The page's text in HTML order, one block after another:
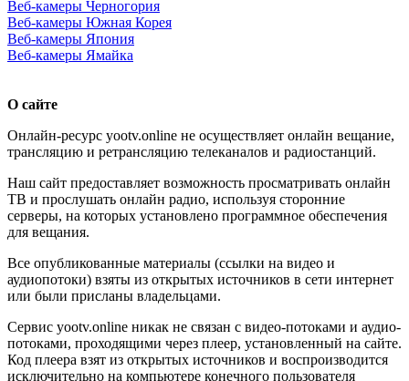
Веб-камеры Черногория
Веб-камеры Южная Корея
Веб-камеры Япония
Веб-камеры Ямайка
О сайте
Онлайн-ресурс yootv.online не осуществляет онлайн вещание,
трансляцию и ретрансляцию телеканалов и радиостанций.
Наш сайт предоставляет возможность просматривать онлайн
ТВ и прослушать онлайн радио, используя сторонние
серверы, на которых установлено программное обеспечения
для вещания.
Все опубликованные материалы (ссылки на видео и
аудиопотоки) взяты из открытых источников в сети интернет
или были присланы владельцами.
Сервис yootv.online никак не связан с видео-потоками и аудио-
потоками, проходящими через плеер, установленный на сайте.
Код плеера взят из открытых источников и воспроизводится
исключительно на компьютере конечного пользователя